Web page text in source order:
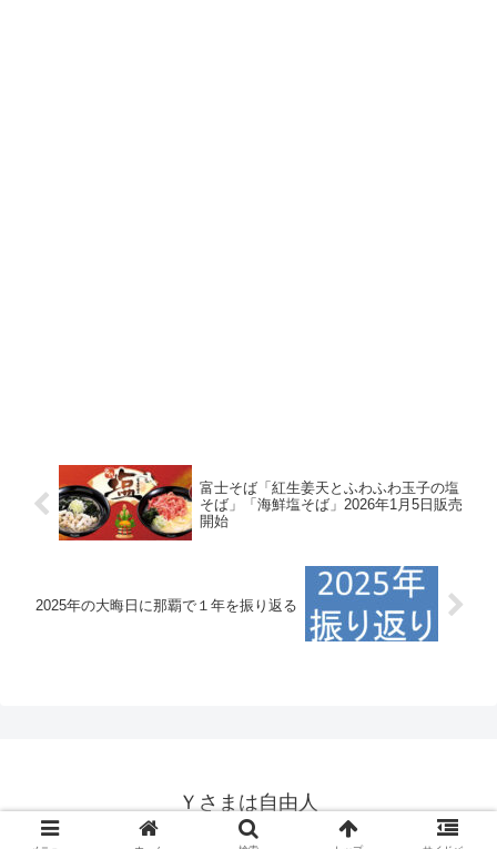
富士そば「紅生姜天とふわふわ玉子の塩
そば」「海鮮塩そば」2026年1月5日販売
開始
2025年の大晦日に那覇で１年を振り返る
Ｙさまは自由人
© 2014-2026 Ｙさまは自由人.